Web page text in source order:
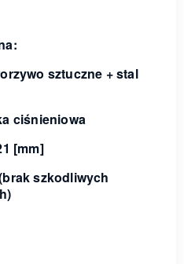
sztuczne + stal
ciśnieniowa
[mm]
szkodliwych